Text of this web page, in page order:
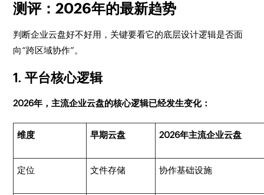
测评：2026年的最新趋势
判断企业云盘好不好用，关键要看它的底层设计逻辑是否面
向“跨区域协作”。
1. 平台核心逻辑
2026年，主流企业云盘的核心逻辑已经发生变化：
维度 早期云盘 2026年主流企业云盘
定位 文件存储 协作基础设施